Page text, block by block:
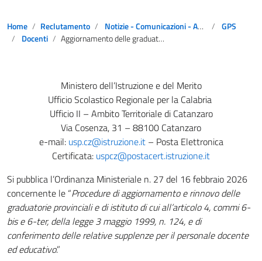
Home Reclutamento Notizie - Comunicazioni - Avvisi
GPS
Docenti
Aggiornamento delle graduatorie provinciali e di istituto del personale docente ed educativo, valevoli per gli anni scolastici 2026/2027 e 2027/28
Ministero dell’Istruzione e del Merito
Ufficio Scolastico Regionale per la Calabria
Ufficio II – Ambito Territoriale di Catanzaro
Via Cosenza, 31 – 88100 Catanzaro
e-mail: usp.cz@istruzione.it– Posta Elettronica
Certificata: uspcz@postacert.istruzione.it
Si pubblica l’Ordinanza Ministeriale n. 27 del 16 febbraio 2026
concernente le “Procedure di aggiornamento e rinnovo delle
graduatorie provinciali e di istituto di cui all’articolo 4, commi 6-
bis e 6-ter, della legge 3 maggio 1999, n. 124, e di
conferimento delle relative supplenze per il personale docente
ed educativo.”